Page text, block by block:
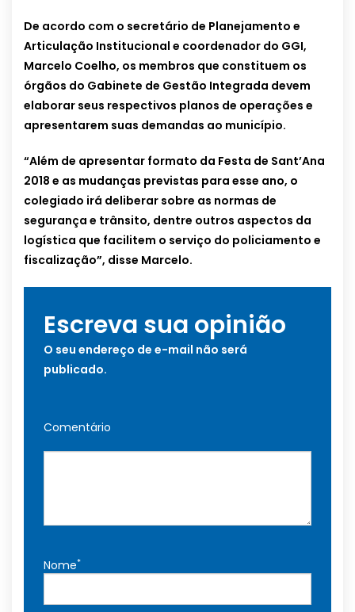
De acordo com o secretário de Planejamento e
Articulação Institucional e coordenador do GGI,
Marcelo Coelho, os membros que constituem os
órgãos do Gabinete de Gestão Integrada devem
elaborar seus respectivos planos de operações e
apresentarem suas demandas ao município.
“Além de apresentar formato da Festa de Sant’Ana
2018 e as mudanças previstas para esse ano, o
colegiado irá deliberar sobre as normas de
segurança e trânsito, dentre outros aspectos da
logística que facilitem o serviço do policiamento e
fiscalização”, disse Marcelo.
Escreva sua opinião
O seu endereço de e-mail não será
publicado.
Comentário
Nome*